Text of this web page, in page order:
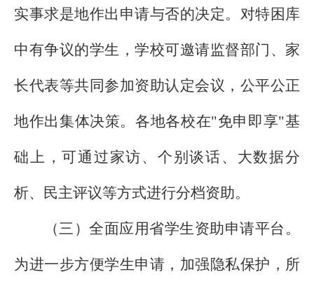
实事求是地作出申请与否的决定。对特困库
中有争议的学生，学校可邀请监督部门、家
长代表等共同参加资助认定会议，公平公正
地作出集体决策。各地各校在"免申即享"基
础上，可通过家访、个别谈话、大数据分
析、民主评议等方式进行分档资助。
（三）全面应用省学生资助申请平台。
为进一步方便学生申请，加强隐私保护，所